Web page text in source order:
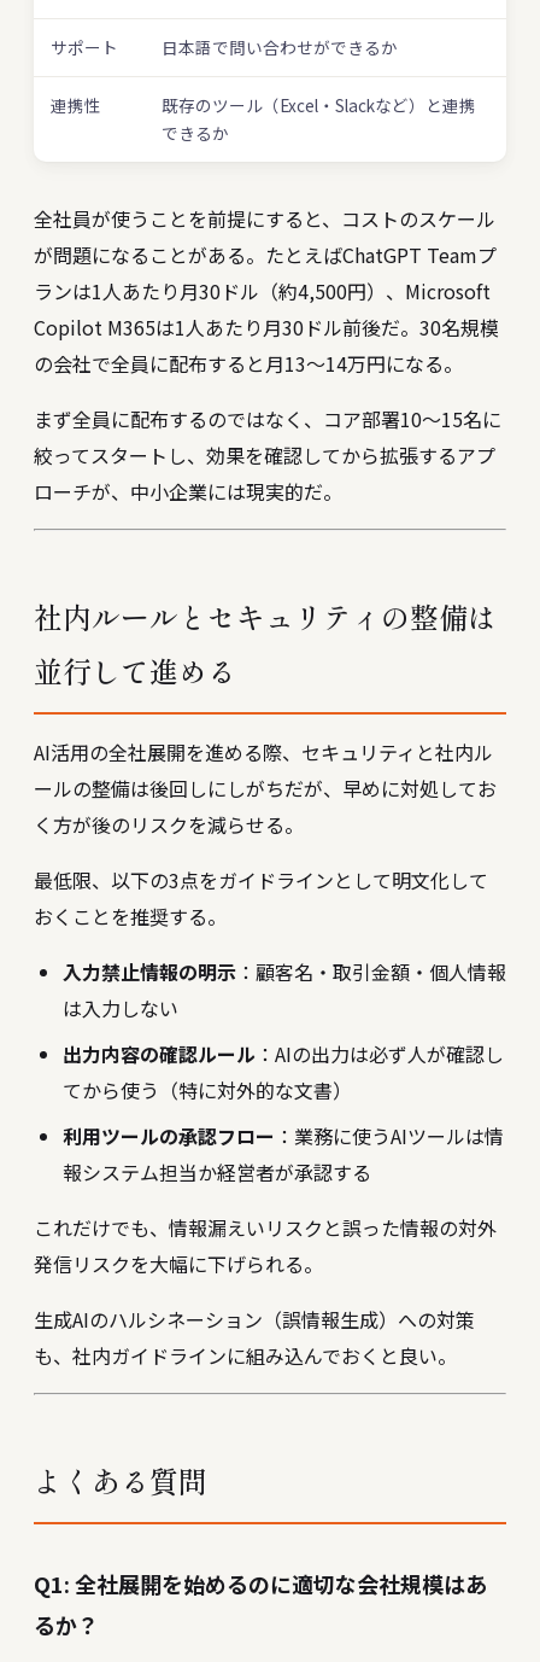
サポート 日本語で問い合わせができるか
連携性
既存のツール（Excel・Slackなど）と連携
できるか
全社員が使うことを前提にすると、コストのスケール
が問題になることがある。たとえばChatGPT Teamプ
ランは1人あたり月30ドル（約4,500円）、Microsoft
Copilot M365は1人あたり月30ドル前後だ。30名規模
の会社で全員に配布すると月13〜14万円になる。
まず全員に配布するのではなく、コア部署10〜15名に
絞ってスタートし、効果を確認してから拡張するアプ
ローチが、中小企業には現実的だ。
社内ルールとセキュリティの整備は
並行して進める
AI活用の全社展開を進める際、セキュリティと社内ル
ールの整備は後回しにしがちだが、早めに対処してお
く方が後のリスクを減らせる。
最低限、以下の3点をガイドラインとして明文化して
おくことを推奨する。
入力禁止情報の明示 ：顧客名・取引金額・個人情報
は入力しない
出力内容の確認ルール ：AIの出力は必ず人が確認し
てから使う（特に対外的な文書）
利用ツールの承認フロー ：業務に使うAIツールは情
報システム担当か経営者が承認する
これだけでも、情報漏えいリスクと誤った情報の対外
発信リスクを大幅に下げられる。
生成AIのハルシネーション（誤情報生成）への対策
も、社内ガイドラインに組み込んでおくと良い。
よくある質問
Q1: 全社展開を始めるのに適切な会社規模はあ
るか？